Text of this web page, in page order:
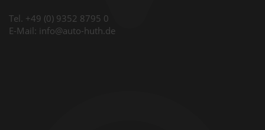
Tel. +49 (0) 9352 8795 0
E-Mail: info@auto-huth.de